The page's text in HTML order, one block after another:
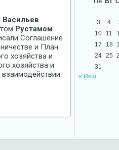
Рустамом
Соглашение
и План
хозяйства и
хозяйства и
3
4
10
11
17
18
24 25
31
« Июл